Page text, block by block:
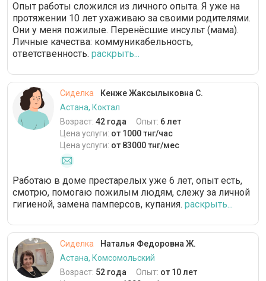
Опыт работы сложился из личного опыта. Я уже на
протяжении 10 лет ухаживаю за своими родителями.
Они у меня пожилые. Перенёсшие инсульт (мама).
Личные качества: коммуникабельность,
ответственность. раскрыть...
Сиделка
Кенже Жаксылыковна С.
Астана, Коктал
Возраст: 42 года Опыт: 6 лет
Цена услуги: от 1000 тнг/час
Цена услуги: от 83000 тнг/мес
Работаю в доме престарелых уже 6 лет, опыт есть,
смотрю, помогаю пожилым людям, слежу за личной
гигиеной, замена памперсов, купания. раскрыть...
Сиделка
Наталья Федоровна Ж.
Астана, Комсомольский
Возраст: 52 года Опыт: от 10 лет